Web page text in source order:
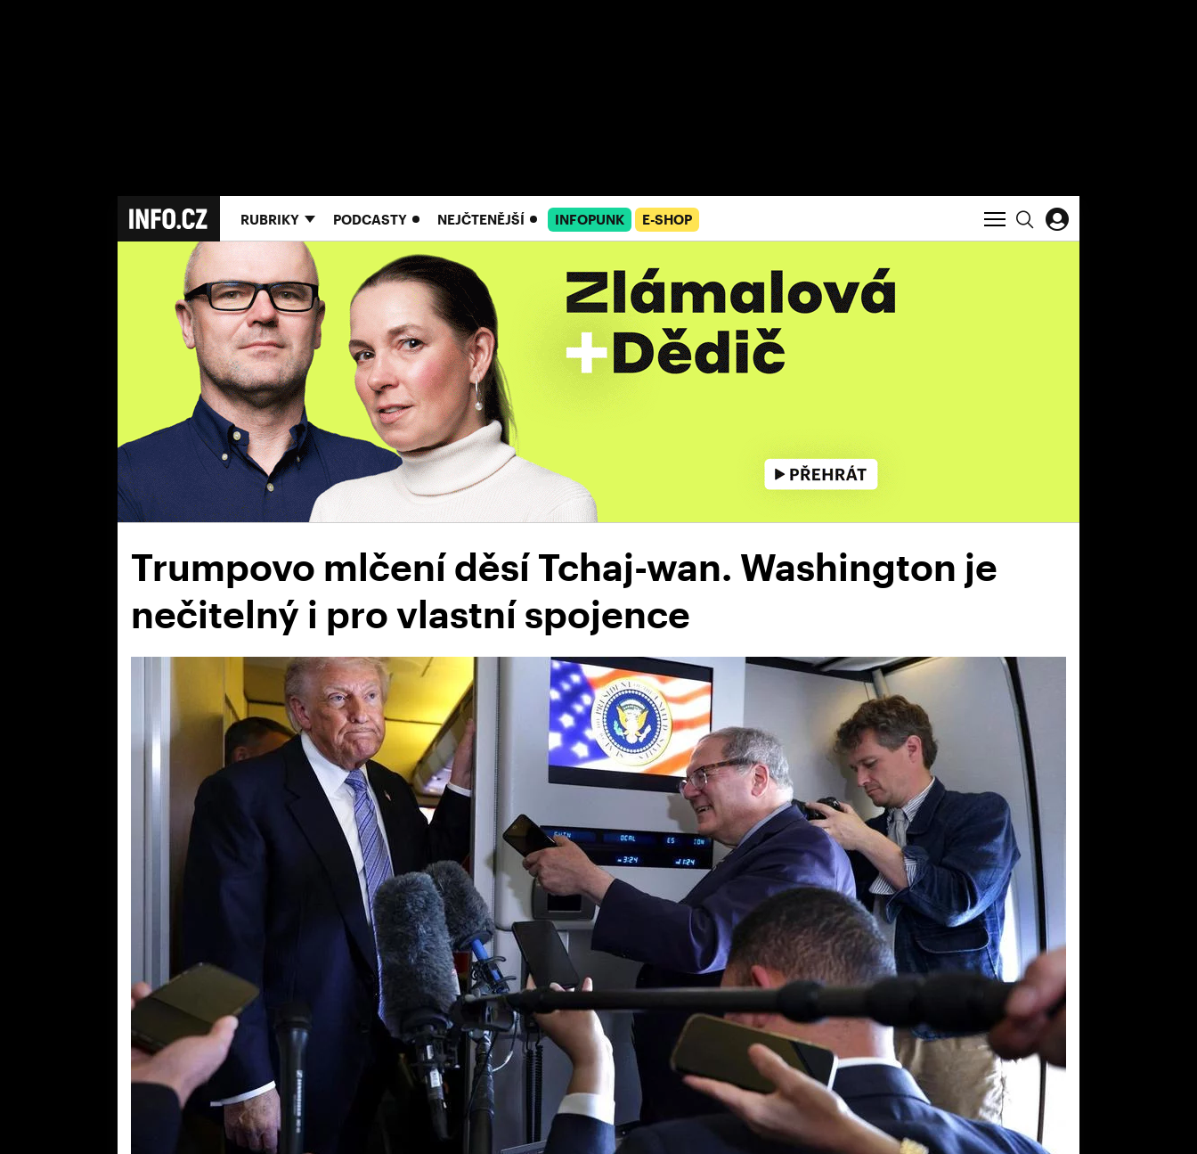
RUBRIKY PODCASTY NEJČTENĚJŠÍ INFOPUNK E-SHOP
Trumpovo mlčení děsí Tchaj-wan. Washington je
nečitelný i pro vlastní spojence